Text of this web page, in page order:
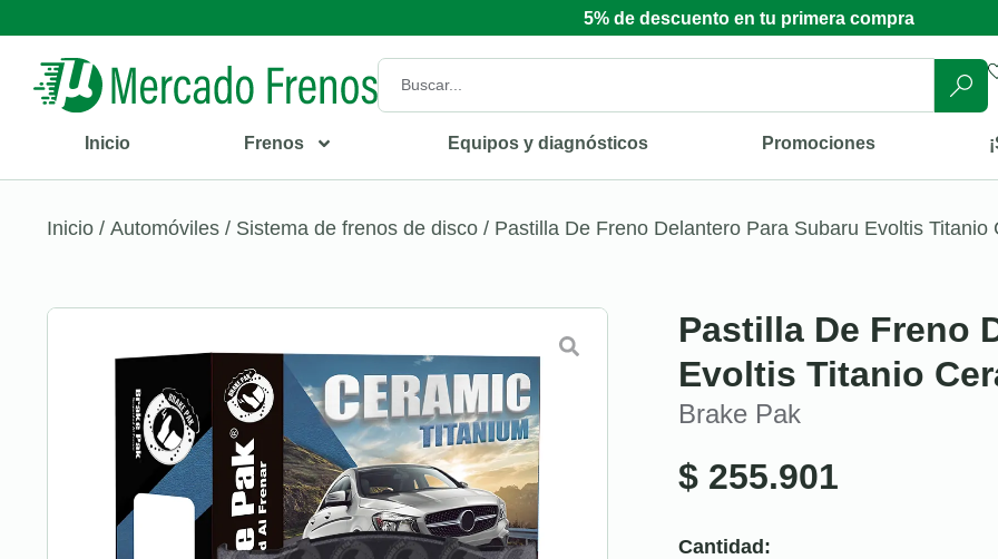
5% de descuento en tu primera compra
Inicio Frenos Equipos y diagnósticos Promociones
Inicio / Automóviles / Sistema de frenos de disco / Pastilla De Freno Delantero Para Subaru Evoltis Titanio
Pastilla De Freno
Evoltis Titanio
Brake Pak
$ 255.901
Cantidad: